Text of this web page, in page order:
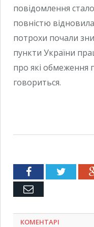
повідомлення
повністю
потрохи почали
пункти України
про які обмеження
говориться.
Facebook
Емейл
КОМЕНТАРІ